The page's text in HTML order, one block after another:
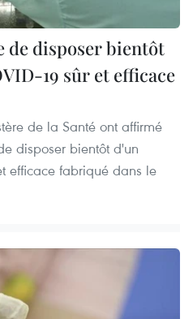
de disposer bientôt
19 sûr et efficace
de la Santé ont affirmé
disposer bientôt d'un
efficace fabriqué dans le